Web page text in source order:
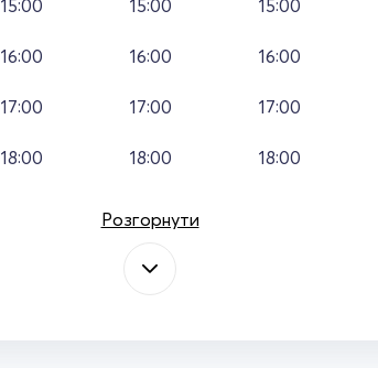
15:00
16:00
17:00
18:00
15:00
16:00
17:00
18:00
15:00
16:00
17:00
18:00
Розгорнути